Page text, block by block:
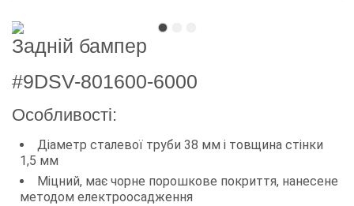
Задній бампер
#9DSV-801600-6000
Особливості:
Діаметр сталевої труби 38 мм і товщина стінки
1,5 мм
Міцний, має чорне порошкове покриття, нанесене
методом електроосадження